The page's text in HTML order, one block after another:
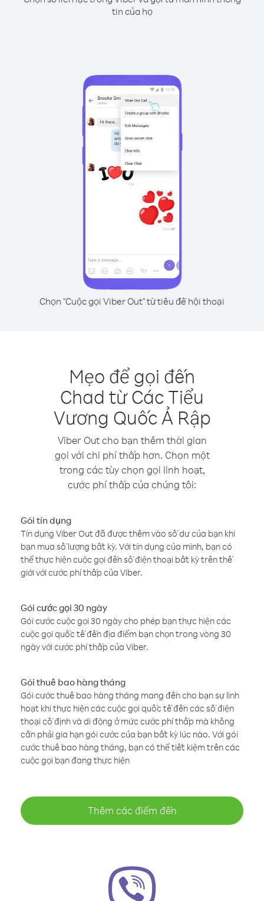
tin của họ
Chọn "Cuộc gọi Viber Out" từ tiêu đề hội thoại
Mẹo để gọi đến
Chad từ Các Tiểu
Vương Quốc Ả Rập
Viber Out cho bạn thêm thời gian
gọi với chi phí thấp hơn. Chọn một
trong các tùy chọn gọi linh hoạt,
cước phí thấp của chúng tôi:
Gói tín dụng
Tín dụng Viber Out đã được thêm vào số dư của bạn khi
bạn mua số lượng bất kỳ. Với tín dụng của mình, bạn có
thể thực hiện cuộc gọi đến số điện thoại bất kỳ trên thế
giới với cước phí thấp của Viber.
Gói cước gọi 30 ngày
Gói cước cuộc gọi 30 ngày cho phép bạn thực hiện các
cuộc gọi quốc tế đến địa điểm bạn chọn trong vòng 30
ngày với cước phí thấp của Viber.
Gói thuê bao hàng tháng
Gói cước thuê bao hàng tháng mang đến cho bạn sự linh
hoạt khi thực hiện các cuộc gọi quốc tế đến các số điện
thoại cố định và di động ở mức cước phí thấp mà không
cần phải gia hạn gói cước của bạn bất kỳ lúc nào. Với gói
cước thuê bao hàng tháng, bạn có thể tiết kiệm trên các
cuộc gọi bạn đang thực hiện
Thêm các điểm đến